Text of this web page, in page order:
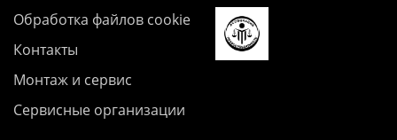
Обработка файлов cookie
Контакты
Монтаж и сервис
Сервисные организации